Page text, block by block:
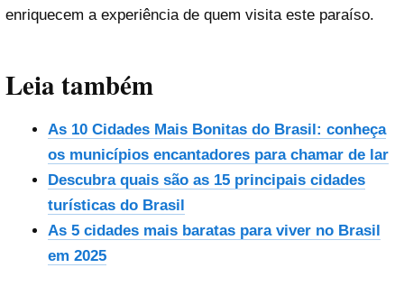
enriquecem a experiência de quem visita este paraíso.
Leia também
As 10 Cidades Mais Bonitas do Brasil: conheça
os municípios encantadores para chamar de lar
Descubra quais são as 15 principais cidades
turísticas do Brasil
As 5 cidades mais baratas para viver no Brasil
em 2025